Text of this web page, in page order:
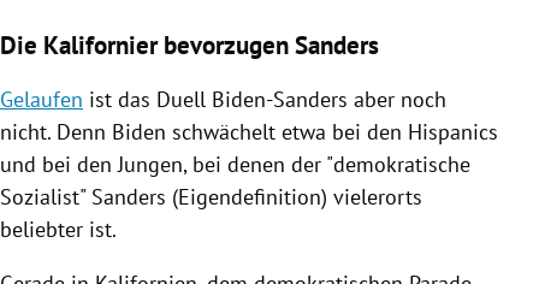
Die Kalifornier bevorzugen Sanders
Gelaufen ist das Duell Biden-Sanders aber noch
nicht. Denn Biden schwächelt etwa bei den Hispanics
und bei den Jungen, bei denen der "demokratische
Sozialist" Sanders (Eigendefinition) vielerorts
beliebter ist.